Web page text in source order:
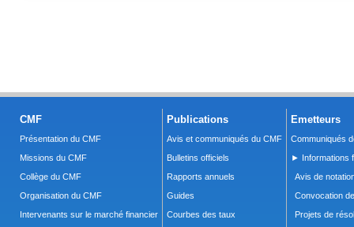
CMF
Présentation du CMF
Missions du CMF
Collège du CMF
Organisation du CMF
Intervenants sur le marché financier
Publications
Avis et communiqués du CMF
Bulletins officiels
Rapports annuels
Guides
Courbes des taux
Emetteurs
Communiqués
► Informations
Avis de
Convocation
Projets de